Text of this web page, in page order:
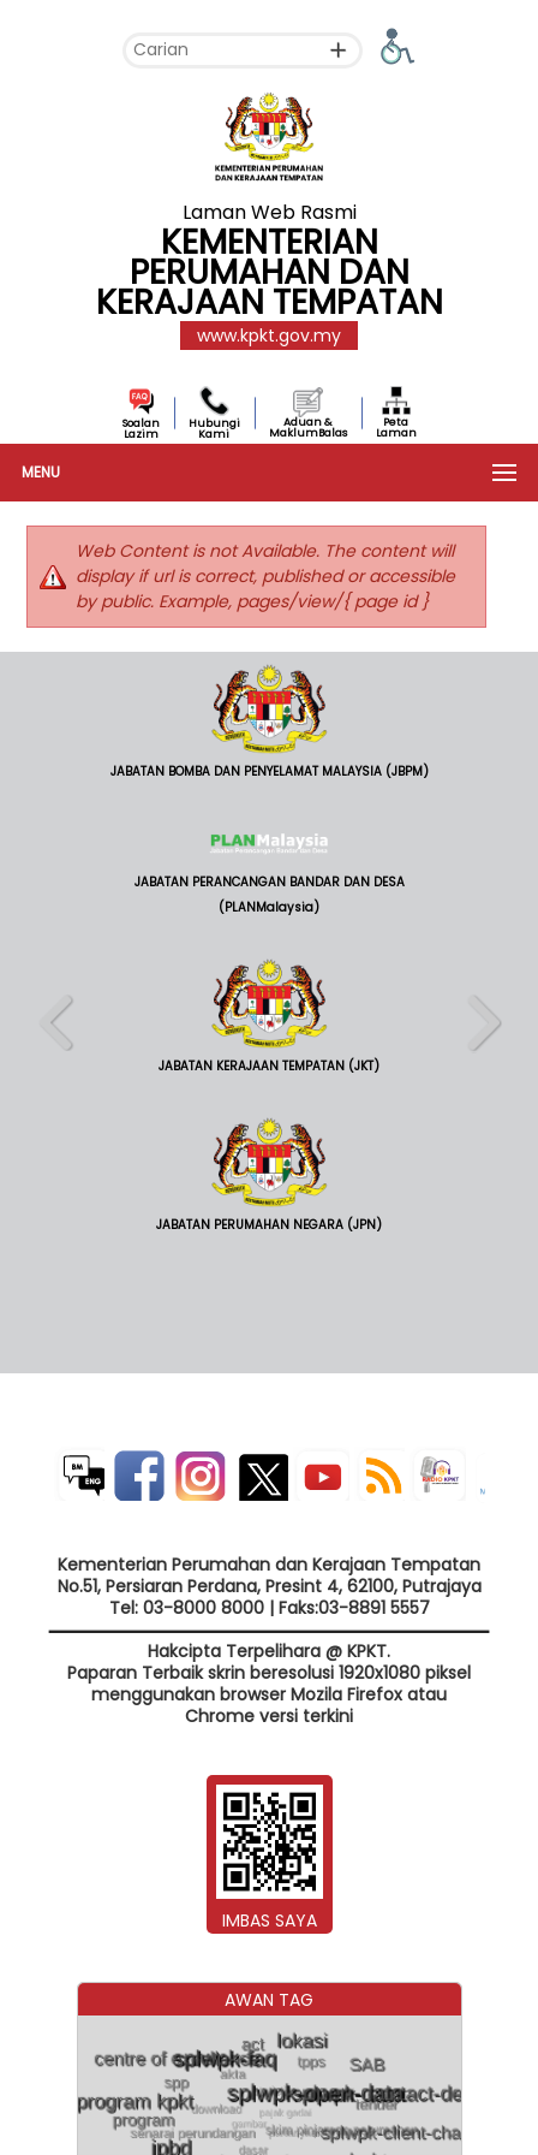
Laman Web Rasmi
KEMENTERIAN
PERUMAHAN DAN
KERAJAAN TEMPATAN
www.kpkt.gov.my
Soalan
Lazim
Hubungi
Kami
Aduan &
MaklumBalas
Peta
Laman
MENU
Web Content is not Available. The content will
display if url is correct, published or accessible
by public. Example, pages/view/{ page id }
JABATAN BOMBA DAN PENYELAMAT MALAYSIA (JBPM)
JABATAN PERANCANGAN BANDAR DAN DESA
(PLANMalaysia)
JABATAN KERAJAAN TEMPATAN (JKT)
JABATAN PERUMAHAN NEGARA (JPN)
Kementerian Perumahan dan Kerajaan Tempatan
No.51, Persiaran Perdana, Presint 4, 62100, Putrajaya
Tel: 03-8000 8000 | Faks:03-8891 5557
Hakcipta Terpelihara @ KPKT.
Paparan Terbaik skrin beresolusi 1920x1080 piksel
menggunakan browser Mozila Firefox atau
Chrome versi terkini
IMBAS SAYA
AWAN TAG